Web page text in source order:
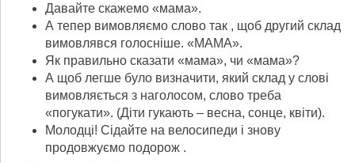
Давайте скажемо «мама».
А тепер вимовляємо слово так , щоб другий склад
вимовлявся голосніше. «МАМА».
Як правильно сказати «мама», чи «мама»?
А щоб легше було визначити, який склад у слові
вимовляється з наголосом, слово треба
«погукати». (Діти гукають – весна, сонце, квіти).
Молодці! Сідайте на велосипеди і знову
продовжуємо подорож .